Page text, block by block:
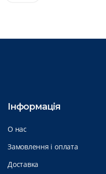
Інформація
О нас
Замовлення і оплата
Доставка